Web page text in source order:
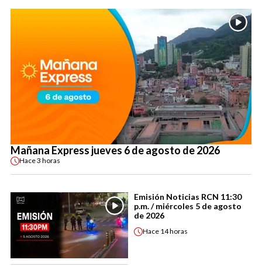
Mañana Express jueves 6 de agosto de 2026
Hace3 horas
Emisión Noticias RCN 11:30
p.m. / miércoles 5 de agosto
de 2026
Hace 14 horas